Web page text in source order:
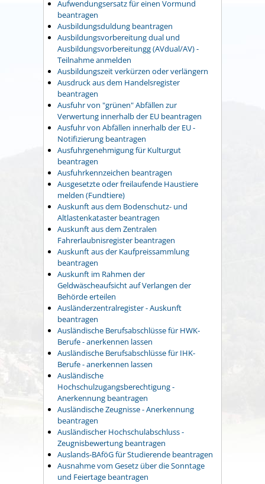
Aufwendungsersatz für einen Vormund
beantragen
Ausbildungsduldung beantragen
Ausbildungsvorbereitung dual und
Ausbildungsvorbereitungg (AVdual/AV) -
Teilnahme anmelden
Ausbildungszeit verkürzen oder verlängern
Ausdruck aus dem Handelsregister
beantragen
Ausfuhr von "grünen" Abfällen zur
Verwertung innerhalb der EU beantragen
Ausfuhr von Abfällen innerhalb der EU -
Notifizierung beantragen
Ausfuhrgenehmigung für Kulturgut
beantragen
Ausfuhrkennzeichen beantragen
Ausgesetzte oder freilaufende Haustiere
melden (Fundtiere)
Auskunft aus dem Bodenschutz- und
Altlastenkataster beantragen
Auskunft aus dem Zentralen
Fahrerlaubnisregister beantragen
Auskunft aus der Kaufpreissammlung
beantragen
Auskunft im Rahmen der
Geldwäscheaufsicht auf Verlangen der
Behörde erteilen
Ausländerzentralregister - Auskunft
beantragen
Ausländische Berufsabschlüsse für HWK-
Berufe - anerkennen lassen
Ausländische Berufsabschlüsse für IHK-
Berufe - anerkennen lassen
Ausländische
Hochschulzugangsberechtigung -
Anerkennung beantragen
Ausländische Zeugnisse - Anerkennung
beantragen
Ausländischer Hochschulabschluss -
Zeugnisbewertung beantragen
Auslands-BAföG für Studierende beantragen
Ausnahme vom Gesetz über die Sonntage
und Feiertage beantragen